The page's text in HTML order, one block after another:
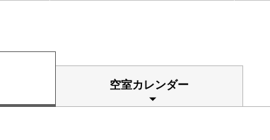
空室カレンダー